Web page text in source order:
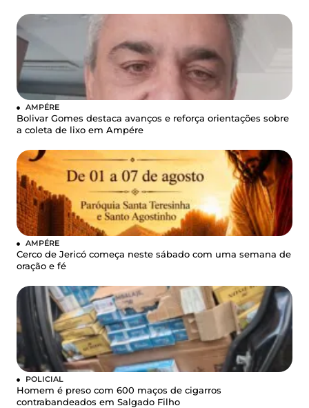
AMPÉRE
Bolivar Gomes destaca avanços e reforça orientações sobre
a coleta de lixo em Ampére
AMPÉRE
Cerco de Jericó começa neste sábado com uma semana de
oração e fé
POLICIAL
Homem é preso com 600 maços de cigarros
contrabandeados em Salgado Filho